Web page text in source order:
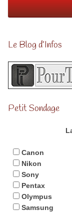
Le Blog d’Infos
Petit Sondage
Canon
Nikon
Sony
Pentax
Olympus
Samsung